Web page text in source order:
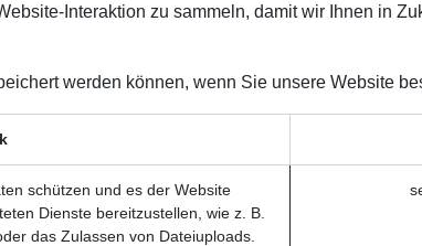
Interaktion zu sammeln, damit wir Ihnen in
werden können, wenn Sie unsere Website
schützen und es der Website
Dienste bereitzustellen, wie z. B.
das Zulassen von Dateiuploads.